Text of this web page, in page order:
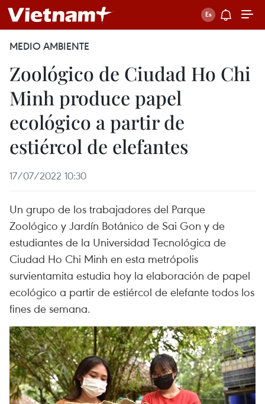
MEDIO AMBIENTE
Zoológico de Ciudad Ho Chi
Minh produce papel
ecológico a partir de
estiércol de elefantes
17/07/2022 10:30
Un grupo de los trabajadores del Parque
Zoológico y Jardín Botánico de Sai Gon y de
estudiantes de la Universidad Tecnológica de
Ciudad Ho Chi Minh en esta metrópolis
survientamita estudia hoy la elaboración de papel
ecológico a partir de estiércol de elefante todos los
fines de semana.